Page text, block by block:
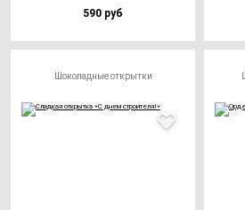
590 руб
Шоколадные открытки